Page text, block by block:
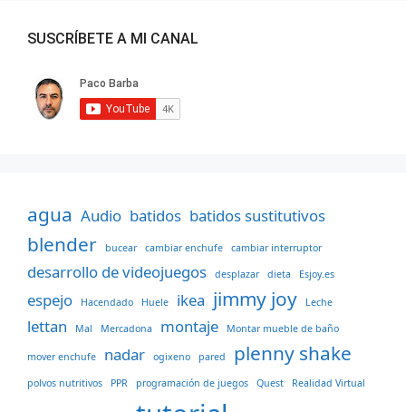
SUSCRÍBETE A MI CANAL
agua Audio batidos batidos sustitutivos
blender bucear cambiar enchufe cambiar interruptor
desarrollo de videojuegos desplazar dieta Esjoy.es
espejo Hacendado Huele ikea jimmy joy Leche
lettan Mal Mercadona montaje Montar mueble de baño
mover enchufe nadar ogixeno pared plenny shake
polvos nutritivos PPR programación de juegos Quest Realidad Virtual